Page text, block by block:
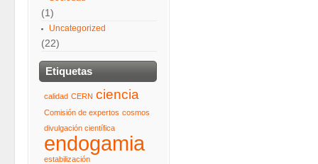
(1)
Uncategorized
(22)
Etiquetas
calidad CERN ciencia
Comisión de expertos cosmos
divulgación científica
endogamia
estabilización